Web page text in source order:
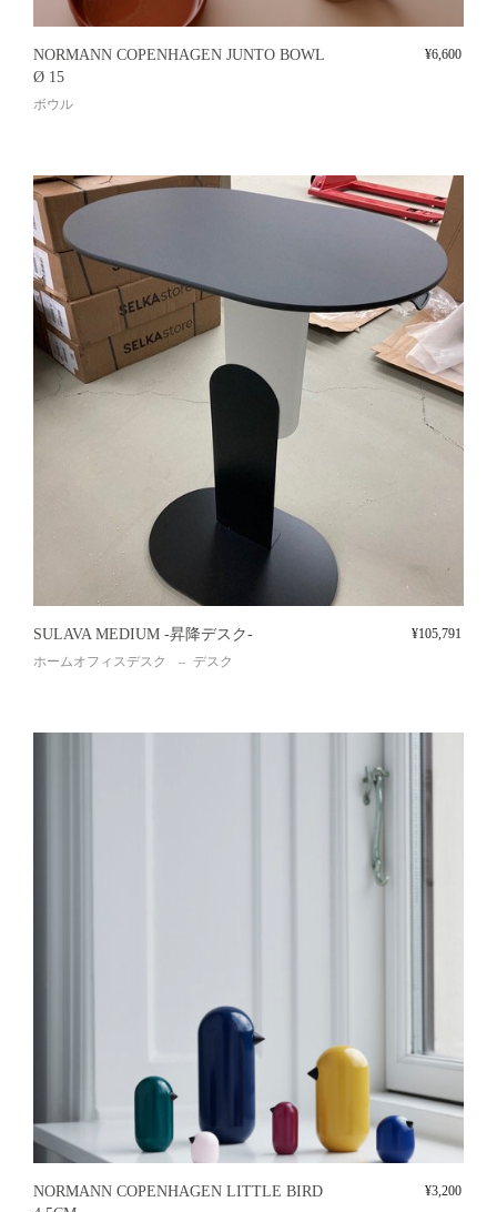
NORMANN COPENHAGEN JUNTO BOWL
Ø 15
ボウル
¥6,600
SULAVA MEDIUM -昇降デスク-
ホームオフィスデスク デスク
¥105,791
NORMANN COPENHAGEN LITTLE BIRD
¥3,200